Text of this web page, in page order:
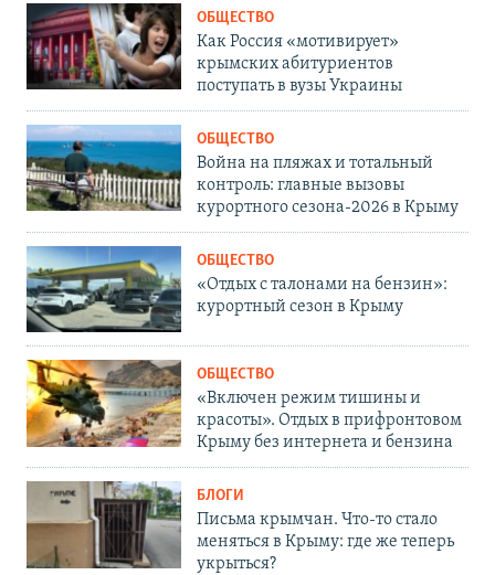
ОБЩЕСТВО
Как Россия «мотивирует»
крымских абитуриентов
поступать в вузы Украины
ОБЩЕСТВО
Война на пляжах и тотальный
контроль: главные вызовы
курортного сезона-2026 в Крыму
ОБЩЕСТВО
«Отдых с талонами на бензин»:
курортный сезон в Крыму
ОБЩЕСТВО
«Включен режим тишины и
красоты». Отдых в прифронтовом
Крыму без интернета и бензина
БЛОГИ
Письма крымчан. Что-то стало
меняться в Крыму: где же теперь
укрыться?